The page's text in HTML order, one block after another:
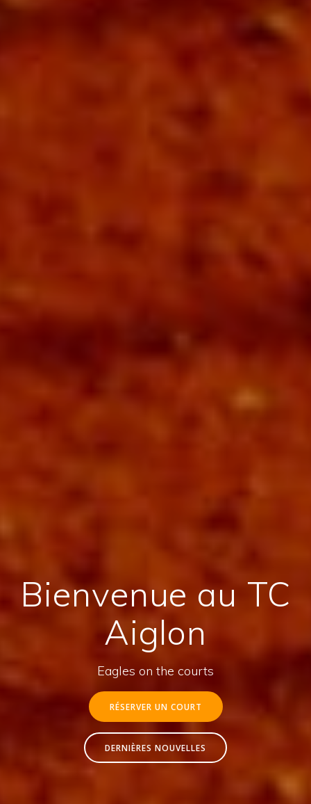
Bienvenue au TC
Aiglon
Eagles on the courts
RÉSERVER UN COURT
DERNIÈRES NOUVELLES